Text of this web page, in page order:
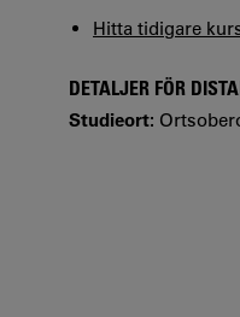
Hitta tidigare
DETALJER FÖR
Studieort: